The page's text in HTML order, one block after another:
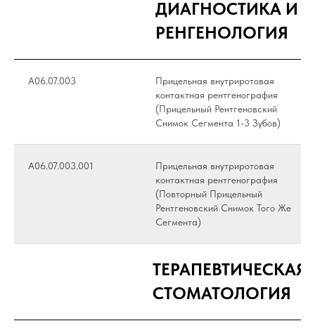
ДИАГНОСТИКА И
РЕНГЕНОЛОГИЯ
А06.07.003
Прицельная внутриротовая
контактная рентгенография
(Прицельный Рентгеновский
Снимок Сегмента 1-3 Зубов)
А06.07.003.001
Прицельная внутриротовая
контактная рентгенография
(Повторный Прицельный
Рентгеновский Снимок Того Же
Сегмента)
ТЕРАПЕВТИЧЕСКАЯ
СТОМАТОЛОГИЯ